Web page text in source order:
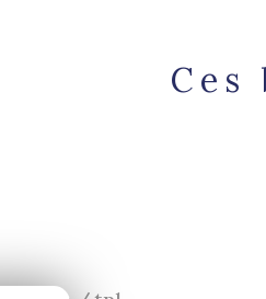
Ces